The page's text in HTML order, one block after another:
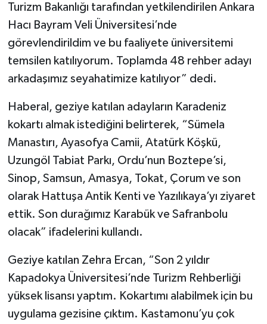
Turizm Bakanlığı tarafından yetkilendirilen Ankara
Hacı Bayram Veli Üniversitesi’nde
görevlendirildim ve bu faaliyete üniversitemi
temsilen katılıyorum. Toplamda 48 rehber adayı
arkadaşımız seyahatimize katılıyor” dedi.
Haberal, geziye katılan adayların Karadeniz
kokartı almak istediğini belirterek, “Sümela
Manastırı, Ayasofya Camii, Atatürk Köşkü,
Uzungöl Tabiat Parkı, Ordu’nun Boztepe’si,
Sinop, Samsun, Amasya, Tokat, Çorum ve son
olarak Hattuşa Antik Kenti ve Yazılıkaya’yı ziyaret
ettik. Son durağımız Karabük ve Safranbolu
olacak” ifadelerini kullandı.
Geziye katılan Zehra Ercan, “Son 2 yıldır
Kapadokya Üniversitesi’nde Turizm Rehberliği
yüksek lisansı yaptım. Kokartımı alabilmek için bu
uygulama gezisine çıktım. Kastamonu’yu çok